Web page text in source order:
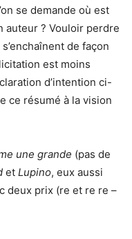
se demande où est
auteur ? Vouloir perdre
de façon
est moins
d’intention ci-
ce résumé à la vision
une grande (pas de
et Lupino, eux aussi
deux prix (re et re re –